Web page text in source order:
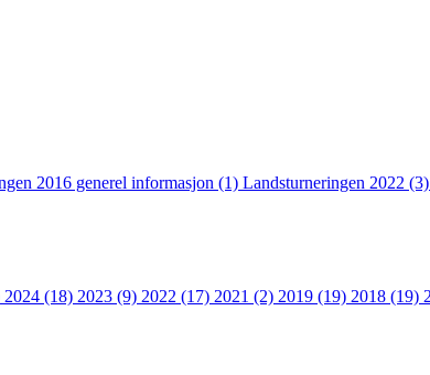
2016 generel informasjon (1) Landsturneringen 2022 (3)
2024 (18) 2023 (9) 2022 (17) 2021 (2) 2019 (19) 2018 (19)